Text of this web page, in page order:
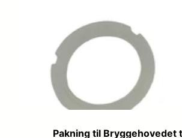
Pakning til Bryggehovedet